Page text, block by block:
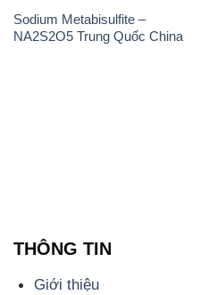
Sodium Metabisulfite –
NA2S2O5 Trung Quốc China
THÔNG TIN
Giới thiệu